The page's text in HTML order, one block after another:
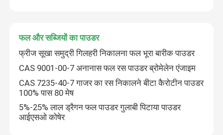
फल और सब्जियों का पाउडर
फ्रीज सूखा समुद्री गिलहरी निकालना फल भूरा बारीक पाउडर
CAS 9001-00-7 अनानास फल रस पाउडर ब्रोमेलेन एंजाइम
CAS 7235-40-7 गाजर का रस निकालने बीटा कैरोटीन पाउडर
100% पास 80 मेष
5%-25% लाल ड्रैगन फल पाउडर गुलाबी पिटाया पाउडर
आईएसओ कोषेर